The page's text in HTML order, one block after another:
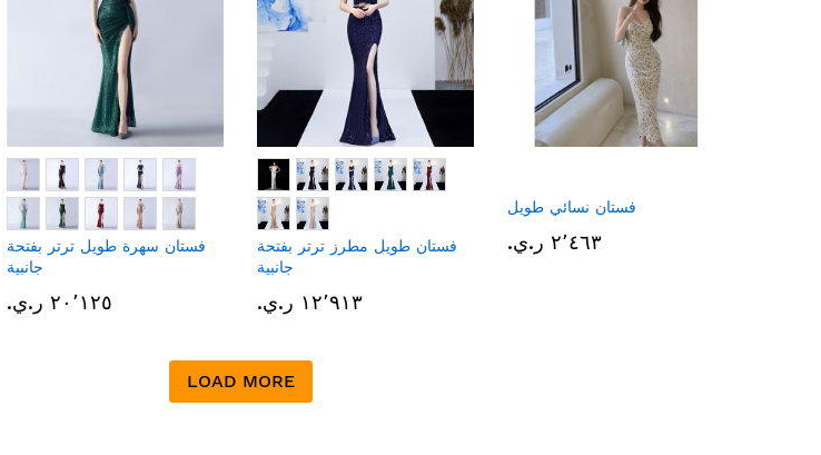
فستان سهرة طويل ترتر بفتحة
جانبية
٢٠٬١٢٥ ر.ي.‏
فستان طويل مطرز ترتر بفتحة
جانبية
١٢٬٩١٣ ر.ي.‏
فستان نسائي طويل
٢٬٤٦٣ ر.ي.‏
LOAD MORE